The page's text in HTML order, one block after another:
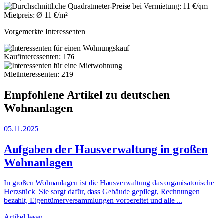
Mietpreis: Ø 11 €/m²
Vorgemerkte Interessenten
Kaufinteressenten: 176
Mietinteressenten: 219
Empfohlene Artikel zu deutschen
Wohnanlagen
05.11.2025
Aufgaben der Hausverwaltung in großen
Wohnanlagen
In großen Wohnanlagen ist die Hausverwaltung das organisatorische
Herzstück. Sie sorgt dafür, dass Gebäude gepflegt, Rechnungen
bezahlt, Eigentümerversammlungen vorbereitet und alle ...